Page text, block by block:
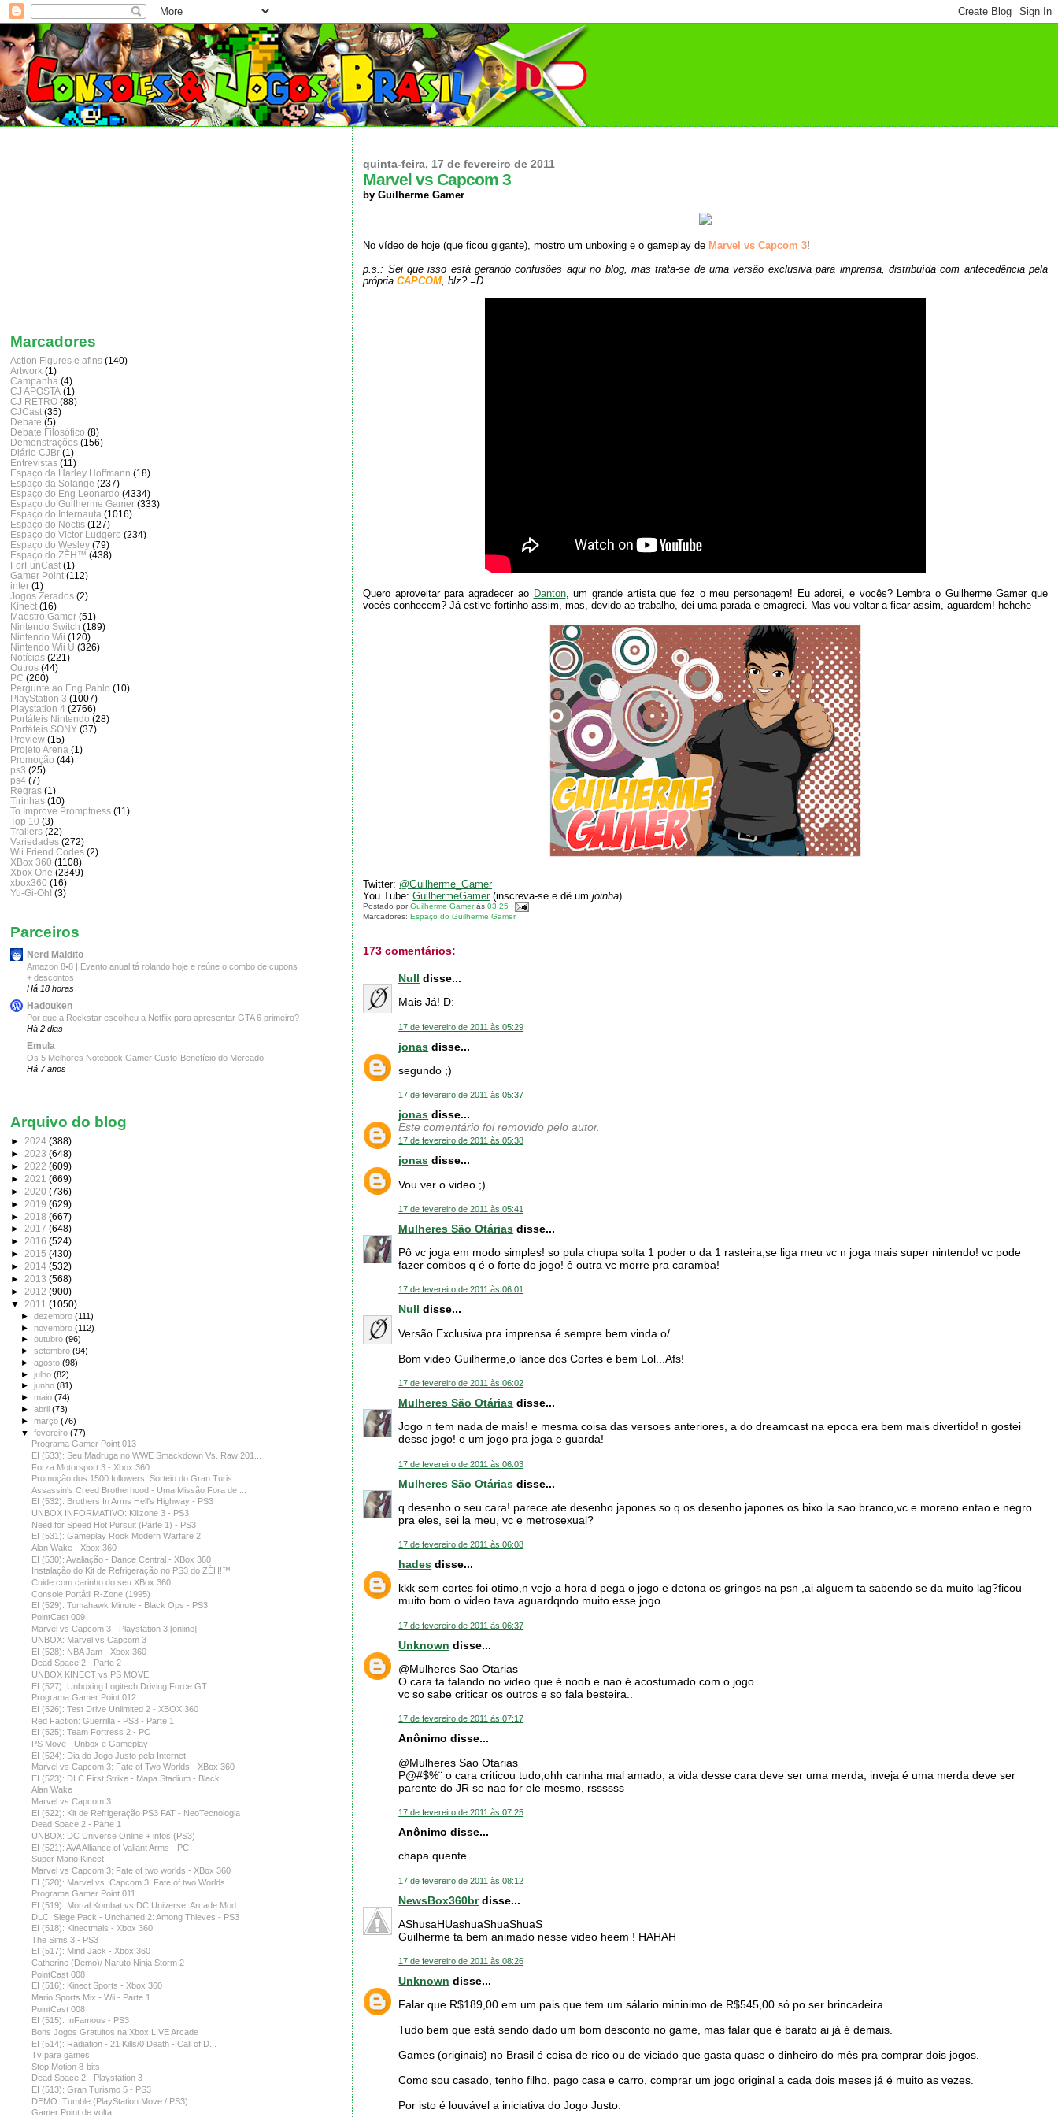
quinta-feira, 17 de fevereiro de 2011
Marvel vs Capcom 3
by Guilherme Gamer
No vídeo de hoje (que ficou gigante), mostro um unboxing e o gameplay de Marvel vs Capcom 3!
p.s.: Sei que isso está gerando confusões aqui no blog, mas trata-se de uma versão exclusiva para imprensa, distribuída com antecedência pela
própriaCAPCOM, blz? =D
Quero aproveitar para agradecer ao Danton, um grande artista que fez o meu personagem! Eu adorei, e vocês? Lembra o Guilherme Gamer que
vocês conhecem? Já estive fortinho assim, mas, devido ao trabalho, dei uma parada e emagreci. Mas vou voltar a ficar assim, aguardem! hehehe
Twitter: @Guilherme_Gamer
You Tube:GuilhermeGamer(inscreva-se e dê umjoinha)
Postado porGuilherme Gameràs03:25
Marcadores:Espaço do Guilherme Gamer
173 comentários:
Null disse...
Mais Já! D:
17 de fevereiro de 2011 às 05:29
jonas disse...
segundo ;)
17 de fevereiro de 2011 às 05:37
jonas disse...
Este comentário foi removido pelo autor.
17 de fevereiro de 2011 às 05:38
jonas disse...
Vou ver o video ;)
17 de fevereiro de 2011 às 05:41
Mulheres São Otárias disse...
Pô vc joga em modo simples! so pula chupa solta 1 poder o da 1 rasteira,se liga meu vc n joga mais super nintendo! vc pode
fazer combos q é o forte do jogo! ê outra vc morre pra caramba!
17 de fevereiro de 2011 às 06:01
Null disse...
Versão Exclusiva pra imprensa é sempre bem vinda o/
Bom video Guilherme,o lance dos Cortes é bem Lol...Afs!
17 de fevereiro de 2011 às 06:02
Mulheres São Otárias disse...
Jogo n tem nada de mais! e mesma coisa das versoes anteriores, a do dreamcast na epoca era bem mais divertido! n gostei
desse jogo! e um jogo pra joga e guarda!
17 de fevereiro de 2011 às 06:03
Mulheres São Otárias disse...
q desenho o seu cara! parece ate desenho japones so q os desenho japones os bixo la sao branco,vc e moreno entao e negro
pra eles, sei la meu, vc e metrosexual?
17 de fevereiro de 2011 às 06:08
hades disse...
kkk sem cortes foi otimo,n vejo a hora d pega o jogo e detona os gringos na psn ,ai alguem ta sabendo se da muito lag?ficou
muito bom o video tava aguardqndo muito esse jogo
17 de fevereiro de 2011 às 06:37
Unknown disse...
@Mulheres Sao Otarias
O cara ta falando no video que é noob e nao é acostumado com o jogo...
vc so sabe criticar os outros e so fala besteira..
17 de fevereiro de 2011 às 07:17
Anônimo disse...
@Mulheres Sao Otarias
P@#$%¨ o cara criticou tudo,ohh carinha mal amado, a vida desse cara deve ser uma merda, inveja é uma merda deve ser
parente do JR se nao for ele mesmo, rssssss
17 de fevereiro de 2011 às 07:25
Anônimo disse...
chapa quente
17 de fevereiro de 2011 às 08:12
NewsBox360brdisse...
AShusaHUashuaShuaShuaS
Guilherme ta bem animado nesse video heem ! HAHAH
17 de fevereiro de 2011 às 08:26
Unknown disse...
Falar que R$189,00 em um pais que tem um sálario mininimo de R$545,00 só po ser brincadeira.
Tudo bem que está sendo dado um bom desconto no game, mas falar que é barato ai já é demais.
Games (originais) no Brasil é coisa de rico ou de viciado que gasta quase o dinheiro do mês pra comprar dois jogos.
Como sou casado, tenho filho, pago casa e carro, comprar um jogo original a cada dois meses já é muito as vezes.
Por isto é louvável a iniciativa do Jogo Justo.
Marcadores
Action Figures e afins (140)
Artwork (1)
Campanha (4)
CJ APOSTA (1)
CJ RETRO (88)
CJCast (35)
Debate (5)
Debate Filosófico (8)
Demonstrações (156)
Diário CJBr (1)
Entrevistas (11)
Espaço da Harley Hoffmann (18)
Espaço da Solange (237)
Espaço do Eng Leonardo (4334)
Espaço do Guilherme Gamer (333)
Espaço do Internauta (1016)
Espaço do Noctis (127)
Espaço do Victor Ludgero (234)
Espaço do Wesley (79)
Espaço do ZÈH™ (438)
ForFunCast (1)
Gamer Point (112)
inter (1)
Jogos Zerados (2)
Kinect (16)
Maestro Gamer (51)
Nintendo Switch (189)
Nintendo Wii (120)
Nintendo Wii U (326)
Notícias (221)
Outros (44)
PC (260)
Pergunte ao Eng Pablo (10)
PlayStation 3 (1007)
Playstation 4 (2766)
Portáteis Nintendo (28)
Portáteis SONY (37)
Preview (15)
Projeto Arena (1)
Promoção (44)
ps3 (25)
ps4 (7)
Regras (1)
Tirinhas (10)
To Improve Promptness (11)
Top 10 (3)
Trailers (22)
Variedades (272)
Wii Friend Codes (2)
XBox 360 (1108)
Xbox One (2349)
xbox360 (16)
Yu-Gi-Oh! (3)
Parceiros
Nerd Maldito
Amazon 8•8 | Evento anual tá rolando hoje e reúne o combo de cupons
+ descontos
Há 18 horas
Hadouken
Por que a Rockstar escolheu a Netflix para apresentar GTA 6 primeiro?
Há 2 dias
Emula
Os 5 Melhores Notebook Gamer Custo-Benefício do Mercado
Há 7 anos
Arquivo do blog
► 2024 (388)
► 2023 (648)
► 2022 (609)
► 2021 (669)
► 2020 (736)
► 2019 (629)
► 2018 (667)
► 2017 (648)
► 2016 (524)
► 2015 (430)
► 2014 (532)
► 2013 (568)
► 2012 (900)
▼ 2011 (1050)
►dezembro(111)
►novembro(112)
►outubro(96)
►setembro(94)
►agosto(98)
►julho(82)
►junho(81)
►maio(74)
►abril(73)
►março(76)
▼fevereiro(77)
Programa Gamer Point 013
EI (533): Seu Madruga no WWE Smackdown Vs. Raw 201...
Forza Motorsport 3 - Xbox 360
Promoção dos 1500 followers. Sorteio do Gran Turis...
Assassin's Creed Brotherhood - Uma Missão Fora de ...
EI (532): Brothers In Arms Hell's Highway - PS3
UNBOX INFORMATIVO: Killzone 3 - PS3
Need for Speed Hot Pursuit (Parte 1) - PS3
EI (531): Gameplay Rock Modern Warfare 2
Alan Wake - Xbox 360
EI (530): Avaliação - Dance Central - XBox 360
Instalação do Kit de Refrigeração no PS3 do ZÈH!™
Cuide com carinho do seu XBox 360
Console Portátil R-Zone (1995)
EI (529): Tomahawk Minute - Black Ops - PS3
PointCast 009
Marvel vs Capcom 3 - Playstation 3 [online]
UNBOX: Marvel vs Capcom 3
EI (528): NBA Jam - Xbox 360
Dead Space 2 - Parte 2
UNBOX KINECT vs PS MOVE
EI (527): Unboxing Logitech Driving Force GT
Programa Gamer Point 012
EI (526): Test Drive Unlimited 2 - XBOX 360
Red Faction: Guerrilla - PS3 - Parte 1
EI (525): Team Fortress 2 - PC
PS Move - Unbox e Gameplay
EI (524): Dia do Jogo Justo pela Internet
Marvel vs Capcom 3: Fate of Two Worlds - XBox 360
EI (523): DLC First Strike - Mapa Stadium - Black ...
Alan Wake
Marvel vs Capcom 3
EI (522): Kit de Refrigeração PS3 FAT - NeoTecnologia
Dead Space 2 - Parte 1
UNBOX: DC Universe Online + infos (PS3)
EI (521): AVA Alliance of Valiant Arms - PC
Super Mario Kinect
Marvel vs Capcom 3: Fate of two worlds - XBox 360
EI (520): Marvel vs. Capcom 3: Fate of two Worlds ...
Programa Gamer Point 011
EI (519): Mortal Kombat vs DC Universe: Arcade Mod...
DLC: Siege Pack - Uncharted 2: Among Thieves - PS3
EI (518): Kinectmals - Xbox 360
The Sims 3 - PS3
EI (517): Mind Jack - Xbox 360
Catherine (Demo)/ Naruto Ninja Storm 2
PointCast 008
EI (516): Kinect Sports - Xbox 360
Mario Sports Mix - Wii - Parte 1
PointCast 008
EI (515): InFamous - PS3
Bons Jogos Gratuitos na Xbox LIVE Arcade
EI (514): Radiation - 21 Kills/0 Death - Call of D...
Tv para games
Stop Motion 8-bits
Dead Space 2 - Playstation 3
EI (513): Gran Turismo 5 - PS3
DEMO: Tumble (PlayStation Move / PS3)
Gamer Point de volta